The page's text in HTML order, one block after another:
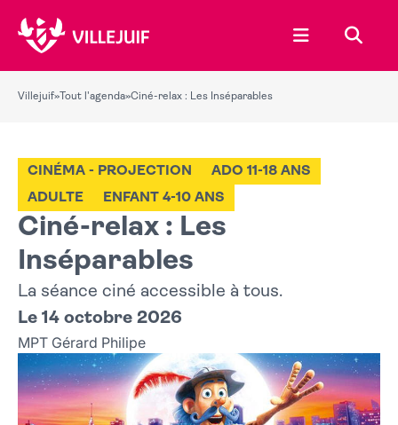
Ouvrir le
Villejuif» Tout l'agenda»Ciné-relax : Les Inséparables
Ciné-relax : Les
Inséparables
CINÉMA - PROJECTION
ADO 11-18 ANS
ADULTE
ENFANT 4-10 ANS
La séance ciné accessible à tous.
Le 14 octobre 2026
MPT Gérard Philipe